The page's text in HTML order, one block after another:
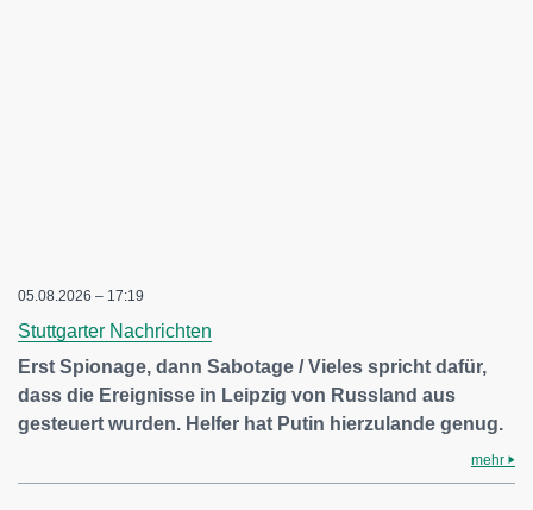
05.08.2026 – 17:19
Stuttgarter Nachrichten
Erst Spionage, dann Sabotage / Vieles spricht dafür,
dass die Ereignisse in Leipzig von Russland aus
gesteuert wurden. Helfer hat Putin hierzulande genug.
mehr